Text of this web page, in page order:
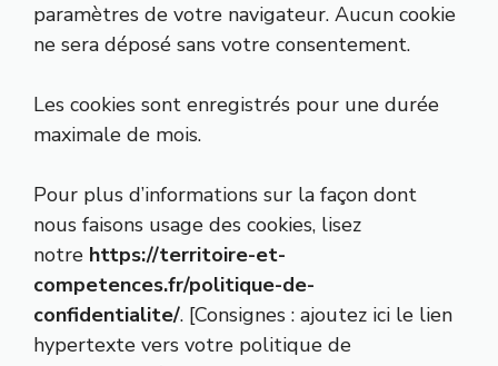
paramètres de votre navigateur. Aucun cookie
ne sera déposé sans votre consentement.
Les cookies sont enregistrés pour une durée
maximale de mois.
Pour plus d’informations sur la façon dont
nous faisons usage des cookies, lisez
notre https://territoire-et-
competences.fr/politique-de-
confidentialite/. [Consignes : ajoutez ici le lien
hypertexte vers votre politique de